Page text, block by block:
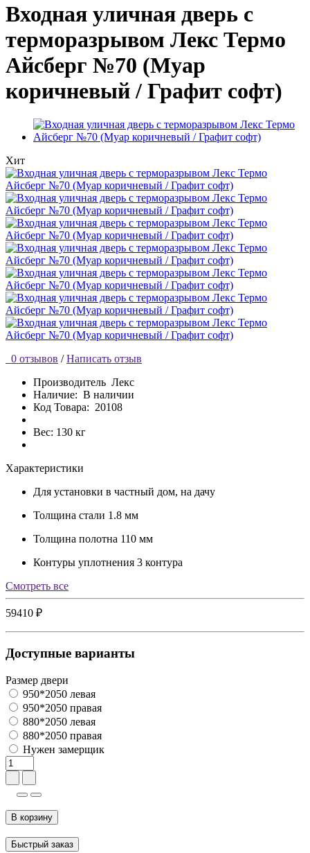
Входная уличная дверь с
терморазрывом Лекс Термо
Айсберг №70 (Муар
коричневый / Графит софт)
Хит
0 отзывов / Написать отзыв
Производитель Лекс
Наличие: В наличии
Код Товара: 20108
Вес: 130 кг
Характеристики
Для установки в частный дом, на дачу
Толщина стали 1.8 мм
Толщина полотна 110 мм
Контуры уплотнения 3 контура
Cмотреть все
59410 ₽
Доступные варианты
Размер двери
950*2050 левая
950*2050 правая
880*2050 левая
880*2050 правая
Нужен замерщик
В корзину
Быстрый заказ